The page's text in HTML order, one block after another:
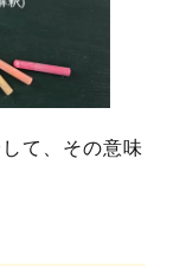
て、その意味